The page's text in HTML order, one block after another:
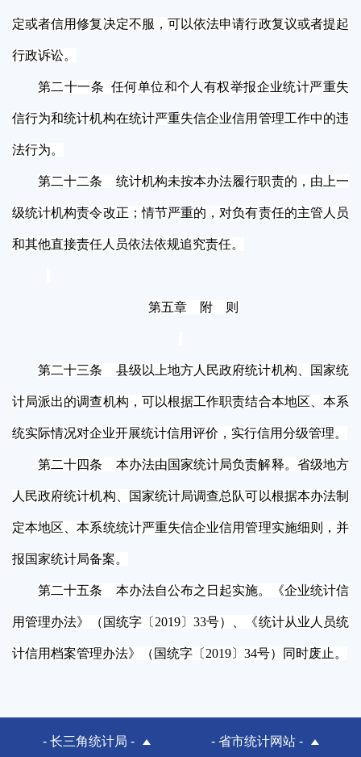
定或者信用修复决定不服，可以依法申请行政复议或者提起
行政诉讼。
第二十一条 任何单位和个人有权举报企业统计严重失
信行为和统计机构在统计严重失信企业信用管理工作中的违
法行为。
第二十二条 统计机构未按本办法履行职责的，由上一
级统计机构责令改正；情节严重的，对负有责任的主管人员
和其他直接责任人员依法依规追究责任。
第五章 附 则
第二十三条 县级以上地方人民政府统计机构、国家统
计局派出的调查机构，可以根据工作职责结合本地区、本系
统实际情况对企业开展统计信用评价，实行信用分级管理。
第二十四条 本办法由国家统计局负责解释。省级地方
人民政府统计机构、国家统计局调查总队可以根据本办法制
定本地区、本系统统计严重失信企业信用管理实施细则，并
报国家统计局备案。
第二十五条 本办法自公布之日起实施。《企业统计信
用管理办法》（国统字〔2019〕33号）、《统计从业人员统
计信用档案管理办法》（国统字〔2019〕34号）同时废止。
- 长三角统计局 - - 省市统计网站 -